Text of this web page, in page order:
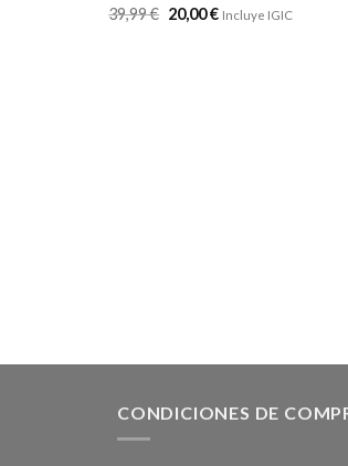
39,99€ 20,00€ Incluye IGIC
CONDICIONES DE